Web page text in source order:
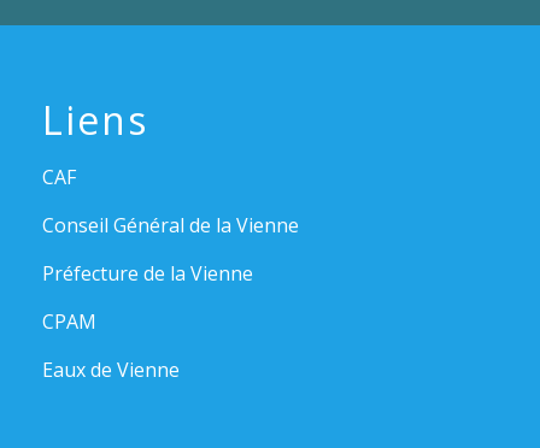
Liens
CAF
Conseil Général de la Vienne
Préfecture de la Vienne
CPAM
Eaux de Vienne